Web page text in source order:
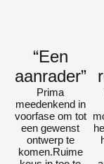
“Een
aanrader”
Prima
meedenkend in
voorfase om tot
een gewenst
ontwerp te
komen.Ruime